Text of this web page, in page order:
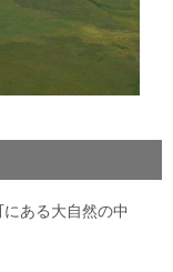
ある大自然の中